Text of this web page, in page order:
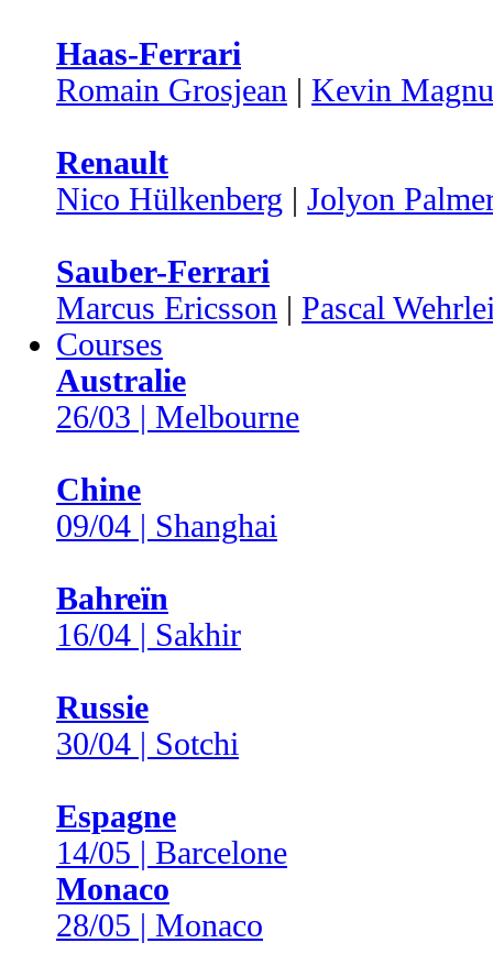
Haas-Ferrari
Romain Grosjean | Kevin
Renault
Nico Hülkenberg | Jolyon
Sauber-Ferrari
Marcus Ericsson | Pascal
Courses
Australie
26/03 | Melbourne
Chine
09/04 | Shanghai
Bahreïn
16/04 | Sakhir
Russie
30/04 | Sotchi
Espagne
14/05 | Barcelone
Monaco
28/05 | Monaco